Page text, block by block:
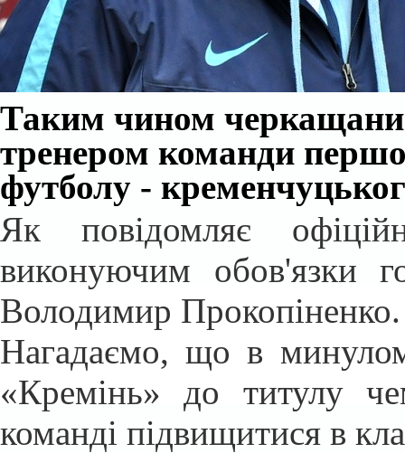
Таким чином
тренером команди
футболу -
Як повідомляє
виконуючим обов'язки
Володимир Прокопіненко.
Нагадаємо, що в
«Кремінь» до титулу
команді підвищитися в